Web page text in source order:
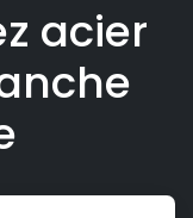
acier